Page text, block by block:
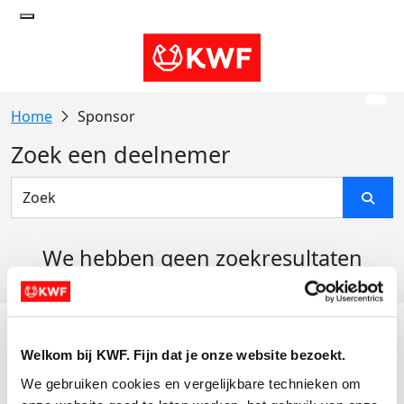
Welkom bij KWF. Fijn dat je onze website bezoekt.
We gebruiken cookies en vergelijkbare technieken om
Sponsor
Zoek een deelnemer
We hebben geen zoekresultaten
Actiematerialen
Evenementen